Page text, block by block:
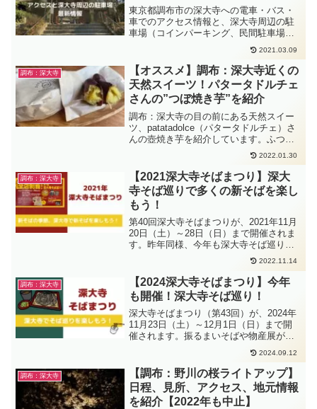
東京都調布市の深大寺への電車・バス・
車でのアクセス情報と、深大寺周辺の駐
車場（コインパーキング、民間駐車場）
の最新情報を載せています。深大寺は散
歩コースである筆者が、常に最新情報に
アップデートしています。
2021.03.09
調布：深大寺
【オススメ】調布：深大寺近くの
天然スイーツ！パタータドルチェ
さんの”つぼ焼き芋”を紹介
調布：深大寺の目の前にある天然スイー
ツ、patatadolce（パタータドルチェ）さ
んの壺焼き芋を紹介しています。ふつう
の焼き芋とはちがう、ねっとりした甘さ
は、一度食べると病みつきになります。
天然スイーツ（原材料は芋のみ）ですの
で、大人も子供も安心して食べられま
す。ぜひ、一度味わってみて下さい！
2022.01.30
調布：深大寺
【2021深大寺そばまつり】深大
寺そば巡りで多くの新そばを楽し
もう！
第40回深大寺そばまつりが、2021年11月
20日（土）～28日（日）まで開催されま
す。昨年同様、今年も深大寺そば巡りも
あります。また、11月27日（土）にはそ
ば守観音供養祭も開催されます。この記
事では、2021年の深大寺そばまつりにつ
いて紹介しています。
2022.11.14
調布：深大寺
【2024深大寺そばまつり】今年
も開催！深大寺そば巡り！
深大寺そばまつり（第43回）が、2024年
11月23日（土）～12月1日（日）まで開
催されます。振るまいそばや物産展が、
今年もあります。この記事では、2024年
の深大寺そばまつりについて紹介しま
す。
2024.09.12
調布：深大寺
【調布：野川の桜ライトアップ】
日程、見所、アクセス、地元情報
を紹介【2022年も中止】